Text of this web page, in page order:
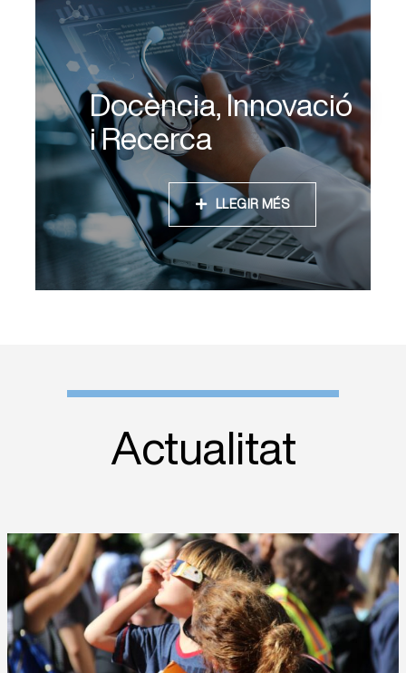
Docència, Innovació
i Recerca
LLEGIR MÉS
Actualitat
El Servei d’Oftalmologia de
l’Hospital Joan XXIII reforça la
divulgació per una observació
segura de l’eclipsi